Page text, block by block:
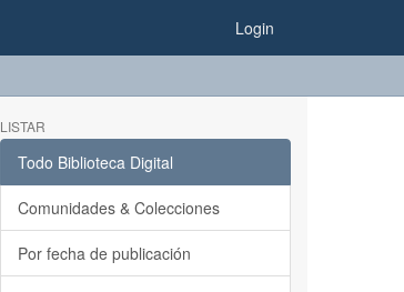
Login
LISTAR
Todo Biblioteca Digital
Comunidades & Colecciones
Por fecha de publicación